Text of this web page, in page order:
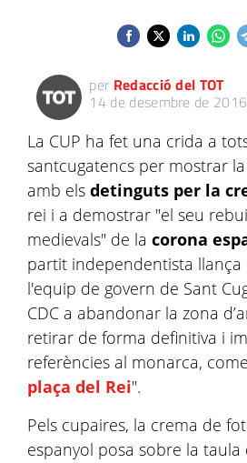
per Redacció del TOT
14 de desembre de
La CUP ha fet una crida a
santcugatencs per mostrar
amb els detinguts per la
rei i a demostrar "el seu
medievals" de la corona
partit independentista llança
l'equip de govern de Sant
CDC a abandonar la zona
retirar de forma definitiva i
referències al monarca,
plaça del Rei".
Pels cupaires, la crema de
espanyol posa sobre la